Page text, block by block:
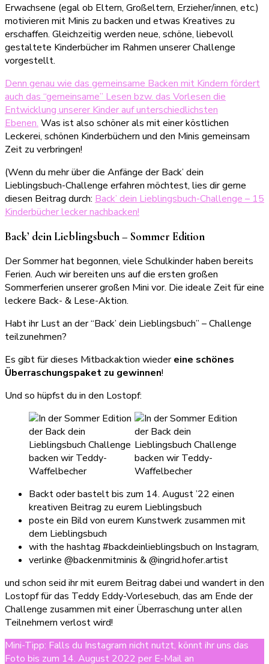
Erwachsene (egal ob Eltern, Großeltern, Erzieher/innen, etc.)
motivieren mit Minis zu backen und etwas Kreatives zu
erschaffen. Gleichzeitig werden neue, schöne, liebevoll
gestaltete Kinderbücher im Rahmen unserer Challenge
vorgestellt.
Denn genau wie das gemeinsame Backen mit Kindern fördert
auch das “gemeinsame” Lesen bzw. das Vorlesen die
Entwicklung unserer Kinder auf unterschiedlichsten
Ebenen.Was ist also schöner als mit einer köstlichen
Leckerei, schönen Kinderbüchern und den Minis gemeinsam
Zeit zu verbringen!
(Wenn du mehr über die Anfänge der Back’ dein
Lieblingsbuch-Challenge erfahren möchtest, lies dir gerne
diesen Beitrag durch: Back’ dein Lieblingsbuch-Challenge – 15
Kinderbücher lecker nachbacken!
Back’ dein Lieblingsbuch – Sommer Edition
Der Sommer hat begonnen, viele Schulkinder haben bereits
Ferien. Auch wir bereiten uns auf die ersten großen
Sommerferien unserer großen Mini vor. Die ideale Zeit für eine
leckere Back- & Lese-Aktion.
Habt ihr Lust an der “Back’ dein Lieblingsbuch” – Challenge
teilzunehmen?
Es gibt für dieses Mitbackaktion wiedereine schönes
Überraschungspaket zu gewinnen!
Und so hüpfst du in den Lostopf:
Backt oder bastelt bis zum 14. August ’22 einen
kreativen Beitrag zu eurem Lieblingsbuch
poste ein Bild von eurem Kunstwerk zusammen mit
dem Lieblingsbuch
with the hashtag #backdeinlieblingsbuch on Instagram,
verlinke @backenmitminis & @ingrid.hofer.artist
und schon seid ihr mit eurem Beitrag dabei und wandert in den
Lostopf für das Teddy Eddy-Vorlesebuch, das am Ende der
Challenge zusammen mit einer Überraschung unter allen
Teilnehmern verlost wird!
Mini-Tipp: Falls du Instagram nicht nutzt, könnt ihr uns das
Foto bis zum 14. August 2022 per E-Mail an